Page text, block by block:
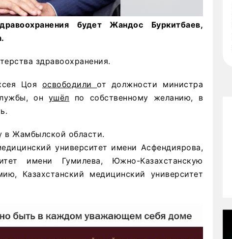
будет Жандос Буркитбаев,
здравоохранения.
Цоя освободилиот должности министра
он ушёл по собственному желанию, в
в Жамбылской области.
университет имени Асфендиярова,
имени Гумилева, Южно-Казахстанскую
Казахстанский медицинский университет